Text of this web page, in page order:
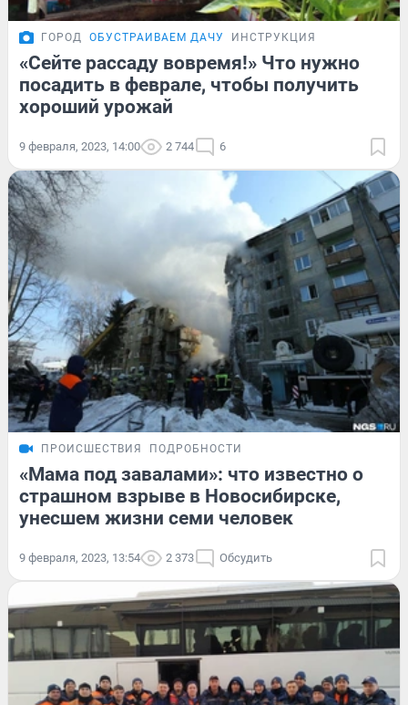
ГОРОД ОБУСТРАИВАЕМ ДАЧУ ИНСТРУКЦИЯ
«Сейте рассаду вовремя!» Что нужно
посадить в феврале, чтобы получить
хороший урожай
9 февраля, 2023, 14:00 2 744 6
ПРОИСШЕСТВИЯ ПОДРОБНОСТИ
«Мама под завалами»: что известно о
страшном взрыве в Новосибирске,
унесшем жизни семи человек
9 февраля, 2023, 13:54 2 373 Обсудить